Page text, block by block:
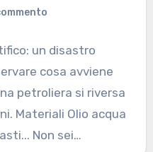
un disastro
cosa avviene
petroliera si riversa
Materiali Olio acqua
Non sei…